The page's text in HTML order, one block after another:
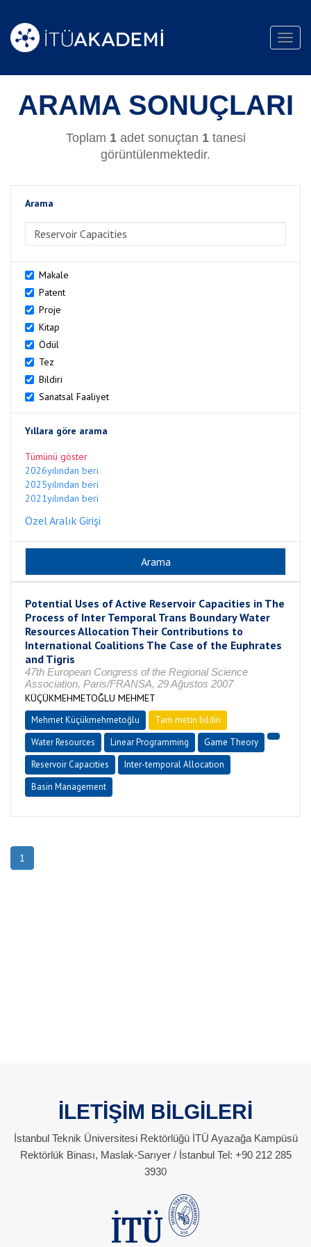
ARAMA SONUÇLARI
Toplam 1adet sonuçtan 1tanesi
görüntülenmektedir.
Arama
Makale
Patent
Proje
Kitap
Ödül
Tez
Bildiri
Sanatsal Faaliyet
Yıllara göre arama
Tümünü göster
2026yılından beri
2025yılından beri
2021yılından beri
Özel Aralık Girişi
Potential Uses of Active Reservoir Capacities in The
Process of Inter Temporal Trans Boundary Water
Resources Allocation Their Contributions to
International Coalitions The Case of the Euphrates
and Tigris
47th European Congress of the Regional Science
Association, Paris/FRANSA, 29 Ağustos 2007
KÜÇÜKMEHMETOĞLU MEHMET
Mehmet Küçükmehmetoğlu
Tam metin bildiri
Water Resources
Linear Programming
Game Theory
Reservoir Capacities
Inter-temporal Allocation
Basin Management
1
İLETİŞİM BİLGİLERİ
İstanbul Teknik Üniversitesi Rektörlüğü İTÜ Ayazağa Kampüsü
Rektörlük Binası, Maslak-Sarıyer / İstanbul Tel: +90 212 285
3930